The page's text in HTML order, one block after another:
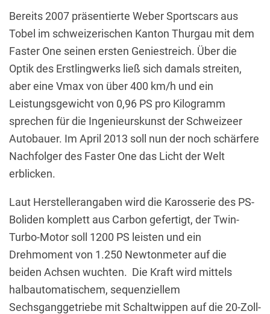
Bereits 2007 präsentierte Weber Sportscars aus
Tobel im schweizerischen Kanton Thurgau mit dem
Faster One seinen ersten Geniestreich. Über die
Optik des Erstlingwerks ließ sich damals streiten,
aber eine Vmax von über 400 km/h und ein
Leistungsgewicht von 0,96 PS pro Kilogramm
sprechen für die Ingenieurskunst der Schweizeer
Autobauer. Im April 2013 soll nun der noch schärfere
Nachfolger des Faster One das Licht der Welt
erblicken.
Laut Herstellerangaben wird die Karosserie des PS-
Boliden komplett aus Carbon gefertigt, der Twin-
Turbo-Motor soll 1200 PS leisten und ein
Drehmoment von 1.250 Newtonmeter auf die
beiden Achsen wuchten. Die Kraft wird mittels
halbautomatischem, sequenziellem
Sechsganggetriebe mit Schaltwippen auf die 20-Zoll-